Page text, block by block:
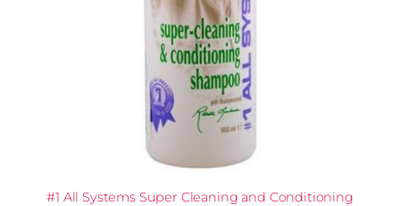
#1 All Systems Super Cleaning and Conditioning